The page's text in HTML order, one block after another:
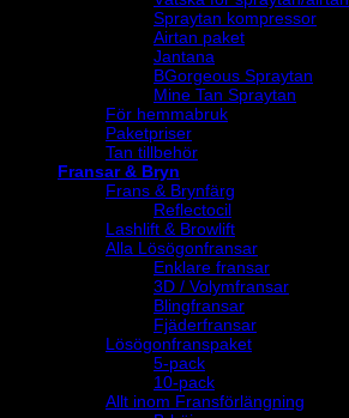
Spraytan kompressor
Airtan paket
Jantana
BGorgeous Spraytan
Mine Tan Spraytan
För hemmabruk
Paketpriser
Tan tillbehör
Fransar & Bryn
Frans & Brynfärg
Reflectocil
Lashlift & Browlift
Alla Lösögonfransar
Enklare fransar
3D / Volymfransar
Blingfransar
Fjäderfransar
Lösögonfranspaket
5-pack
10-pack
Allt inom Fransförlängning